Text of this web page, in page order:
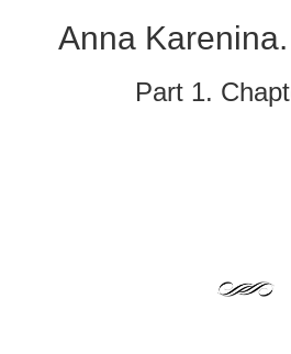
Anna
Part 1.